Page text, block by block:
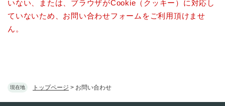
現在地 トップページ > お問い合わせ
いない、または、ブラウザがCookie（クッキー）に対応し
ていないため、お問い合わせフォームをご利用頂けませ
ん。